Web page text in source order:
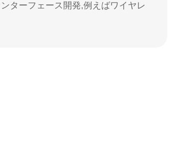
ターフェース開発,例えばワイヤレ